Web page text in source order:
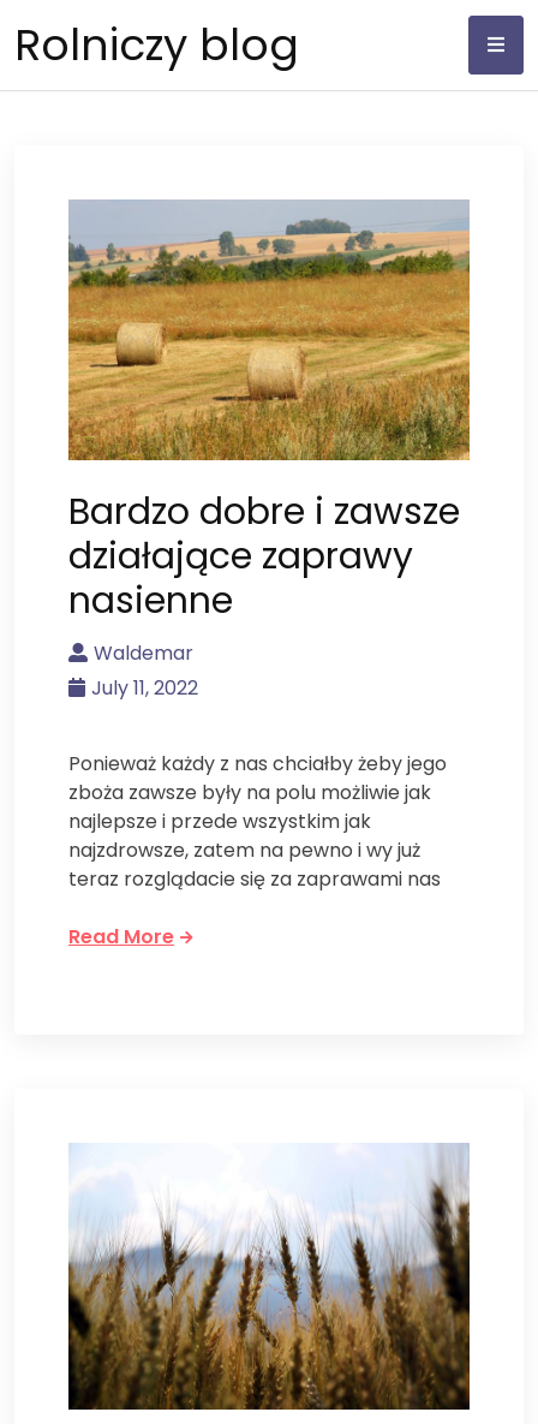
Rolniczy blog
Bardzo dobre i zawsze
działające zaprawy
nasienne
Waldemar
July 11, 2022
Ponieważ każdy z nas chciałby żeby jego
zboża zawsze były na polu możliwie jak
najlepsze i przede wszystkim jak
najzdrowsze, zatem na pewno i wy już
teraz rozglądacie się za zaprawami nas
Read More